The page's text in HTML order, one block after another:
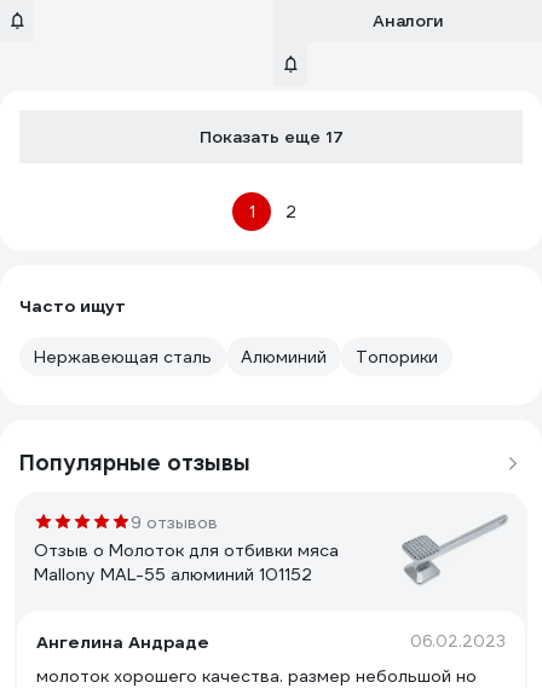
Аналоги
Показать еще 17
1 2
Часто ищут
Нержавеющая сталь Алюминий Топорики
Популярные отзывы
9 отзывов
Отзыв о Молоток для отбивки мяса
Mallony MAL-55 алюминий 101152
Ангелина Андраде 06.02.2023
молоток хорошего качества. размер небольшой но